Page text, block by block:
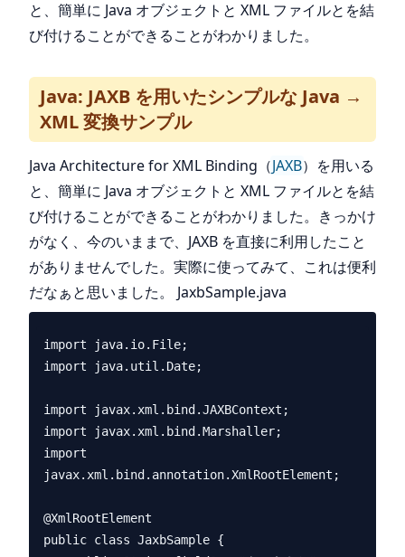
と、簡単に Java オブジェクトと XML ファイルとを結
び付けることができることがわかりました。
Java: JAXB を用いたシンプルな Java →
XML 変換サンプル
Java Architecture for XML Binding（JAXB）を用いる
と、簡単に Java オブジェクトと XML ファイルとを結
び付けることができることがわかりました。きっかけ
がなく、今のいままで、JAXB を直接に利用したこと
がありませんでした。実際に使ってみて、これは便利
だなぁと思いました。 JaxbSample.java
import java.io.File;
import java.util.Date;
import javax.xml.bind.JAXBContext;
import javax.xml.bind.Marshaller;
import
javax.xml.bind.annotation.XmlRootElement;
@XmlRootElement
public class JaxbSample {